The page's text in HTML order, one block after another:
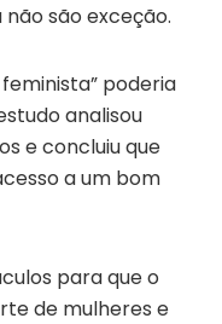
são exceção.
poderia
analisou
e concluiu que
a um bom
para que o
de mulheres e